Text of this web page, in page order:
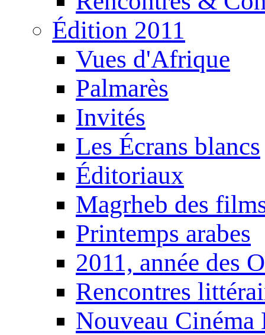
Édition 2011
Vues d'Afrique
Palmarès
Invités
Les Écrans blancs
Éditoriaux
Magrheb des
Printemps arabes
2011, année des
Rencontres
Nouveau Cinéma